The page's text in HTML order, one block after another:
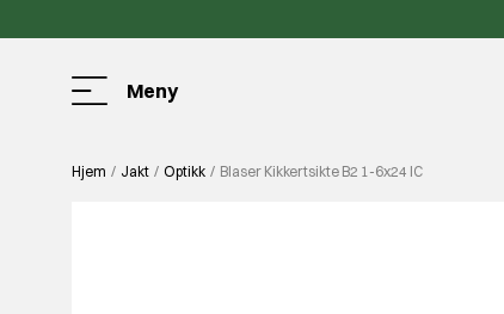
Meny
Hjem Jakt Optikk Blaser Kikkertsikte B2 1-6x24 IC